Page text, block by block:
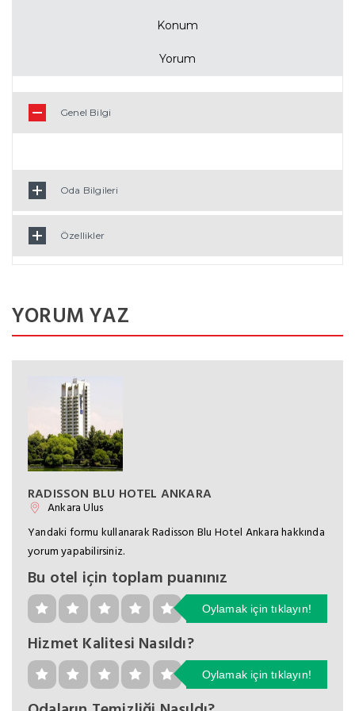
Konum
Yorum
Genel Bilgi
Oda Bilgileri
Özellikler
YORUM YAZ
RADISSON BLU HOTEL ANKARA
Ankara Ulus
Yandaki formu kullanarak Radisson Blu Hotel Ankara hakkında
yorum yapabilirsiniz.
Bu otel için toplam puanınız
Oylamak için tıklayın!
Hizmet Kalitesi Nasıldı?
Oylamak için tıklayın!